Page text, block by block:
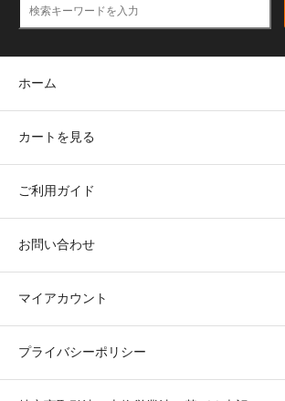
ホーム
カートを見る
ご利用ガイド
お問い合わせ
マイアカウント
プライバシーポリシー